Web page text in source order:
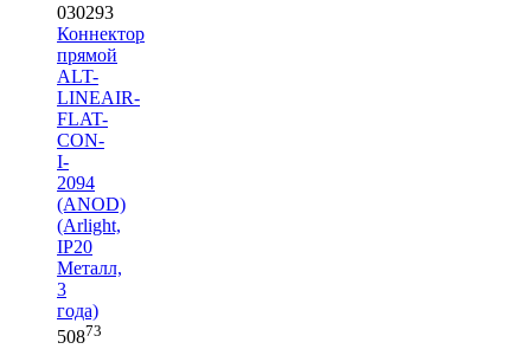
030293
Коннектор
прямой
ALT-
LINEAIR-
FLAT-
CON-
I-
2094
(ANOD)
(Arlight,
IP20
Металл,
3
года)
50873